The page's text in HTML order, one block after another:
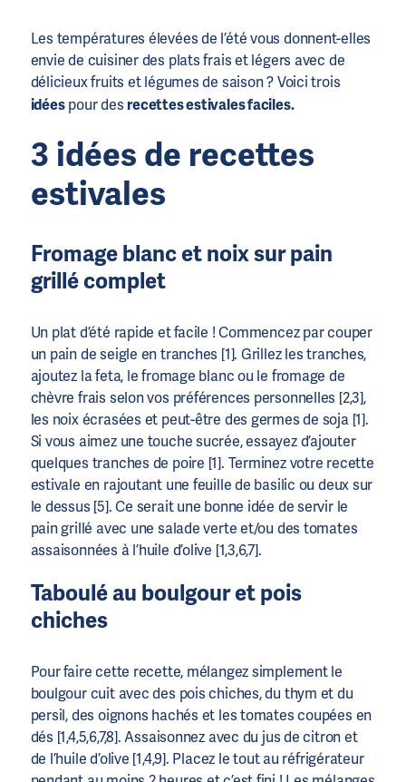
Les températures élevées de l’été vous donnent-elles
envie de cuisiner des plats frais et légers avec de
délicieux fruits et légumes de saison ? Voici trois
idéespour des recettes estivales faciles.
3 idées de recettes
estivales
Fromage blanc et noix sur pain
grillé complet
Un plat d’été rapide et facile ! Commencez par couper
un pain de seigle en tranches [1]. Grillez les tranches,
ajoutez la feta, le fromage blanc ou le fromage de
chèvre frais selon vos préférences personnelles [2,3],
les noix écrasées et peut-être des germes de soja [1].
Si vous aimez une touche sucrée, essayez d’ajouter
quelques tranches de poire [1]. Terminez votre recette
estivale en rajoutant une feuille de basilic ou deux sur
le dessus [5]. Ce serait une bonne idée de servir le
pain grillé avec une salade verte et/ou des tomates
assaisonnées à l’huile d’olive [1,3,6,7].
Taboulé au boulgour et pois
chiches
Pour faire cette recette, mélangez simplement le
boulgour cuit avec des pois chiches, du thym et du
persil, des oignons hachés et les tomates coupées en
dés [1,4,5,6,7,8]. Assaisonnez avec du jus de citron et
de l’huile d’olive [1,4,9]. Placez le tout au réfrigérateur